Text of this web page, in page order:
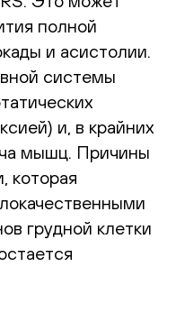
полной
и асистолии.
системы
и, в крайних
мышц. Причины
которая
грудной клетки